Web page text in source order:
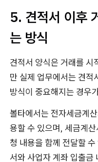
5. 견적서 이후
는 방식
견적서 양식은 거래를 시
만 실제 업무에서는 견적
방식이 중요해지는 경우
볼타에서는 전자세금계
용할 수 있으며, 세금계
청 내용을 함께 전달할
서와 사업자 계좌 입출금